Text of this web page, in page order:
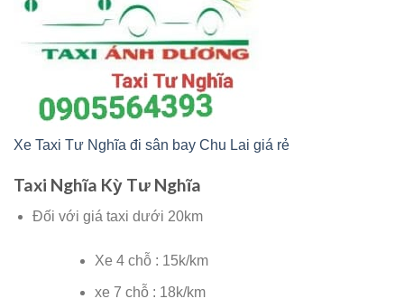
Xe Taxi Tư Nghĩa đi sân bay Chu Lai giá rẻ
Taxi Nghĩa Kỳ Tư Nghĩa
Đối với giá taxi dưới 20km
Xe 4 chỗ : 15k/km
xe 7 chỗ : 18k/km